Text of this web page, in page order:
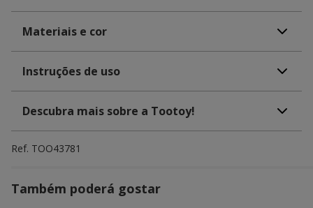
Materiais e cor
Instruções de uso
Descubra mais sobre a Tootoy!
Ref. TOO43781
Também poderá gostar